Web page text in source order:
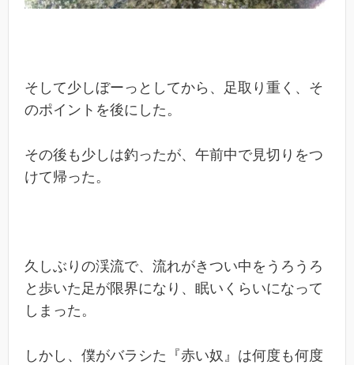
そして少しぼーっとしてから、足取り重く、そ
のポイントを後にした。
その後も少しは釣ったが、午前中で見切りをつ
けて帰った。
久しぶりの渓流で、流れがきつい中をうろうろ
と歩いた足が限界になり、眠いくらいになって
しまった。
しかし、僕がバラシた『赤い奴』は何度も何度